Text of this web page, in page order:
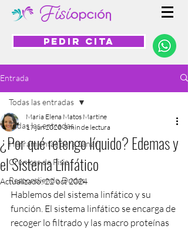
PEDIR CITA
Entrada
Todas las entradas
Herramientas para Sanar
Crónicas de Fisio
Respondiendo Dudas
Todas las entradas
¿Por qué retengo líquido? Edemas y
el Sistema Linfático
Maria Elena Matos Martine
17 jun 2020 3 min de lectura
Actualizado:22 oct 2024
Hablemos del sistema linfático y su
función. El sistema linfático se encarga de
recoger lo filtrado y las macro proteínas